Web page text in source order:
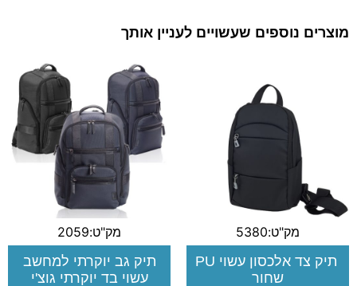
מוצרים נוספים שעשויים לעניין אותך
מק"ט:5380
תיק צד אלכסון עשוי PU
שחור
מק"ט:2059
תיק גב יוקרתי למחשב
עשוי בד יוקרתי גוצ'י